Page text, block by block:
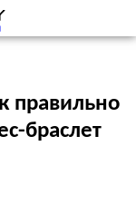
правильно
браслет